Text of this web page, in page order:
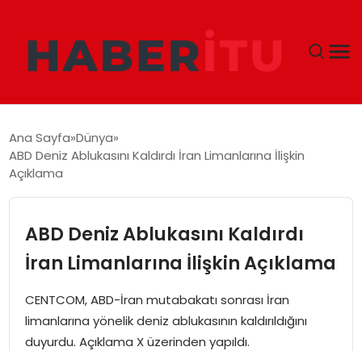
DÜNYA
SIYASET
EĞITIM
Ana Sayfa Dünya
ABD Deniz Ablukasını Kaldırdı İran Limanlarına İlişkin
Açıklama
ABD Deniz Ablukasını Kaldırdı
İran Limanlarına İlişkin Açıklama
CENTCOM, ABD-İran mutabakatı sonrası İran
limanlarına yönelik deniz ablukasının kaldırıldığını
duyurdu. Açıklama X üzerinden yapıldı.